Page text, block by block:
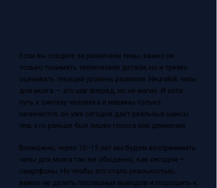
Если вы следите за развитием темы, важно не
только понимать технические детали, но и трезво
оценивать текущий уровень развития. Neuralink чипы
для мозга — это шаг вперёд, но не магия. И хотя
путь к синтезу человека и машины только
начинается, он уже сегодня даёт реальные шансы
тем, кто раньше был лишён голоса или движения.
Возможно, через 10–15 лет мы будем воспринимать
чипы для мозга так же обыденно, как сегодня —
смартфоны. Но чтобы это стало реальностью,
важно не делать поспешных выводов и подходить к